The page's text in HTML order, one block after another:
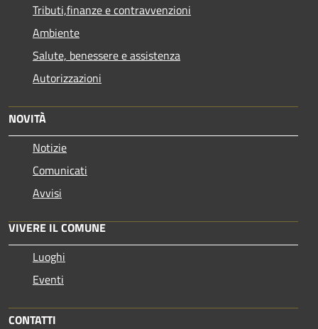
Tributi,finanze e contravvenzioni
Ambiente
Salute, benessere e assistenza
Autorizzazioni
NOVITÀ
Notizie
Comunicati
Avvisi
VIVERE IL COMUNE
Luoghi
Eventi
CONTATTI